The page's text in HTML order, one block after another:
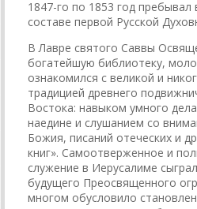
1847-го по 1853 год пребывал
составе первой Русской
В Лавре святого Саввы
богатейшую библиотеку,
ознакомился с великой и
традицией древнего
Востока: навыком умного
наедине и слушанием со
Божия, писаний отеческих и
книг». Самоотверженное и
служение в Иерусалиме
будущего Преосвященного
многом обусловило